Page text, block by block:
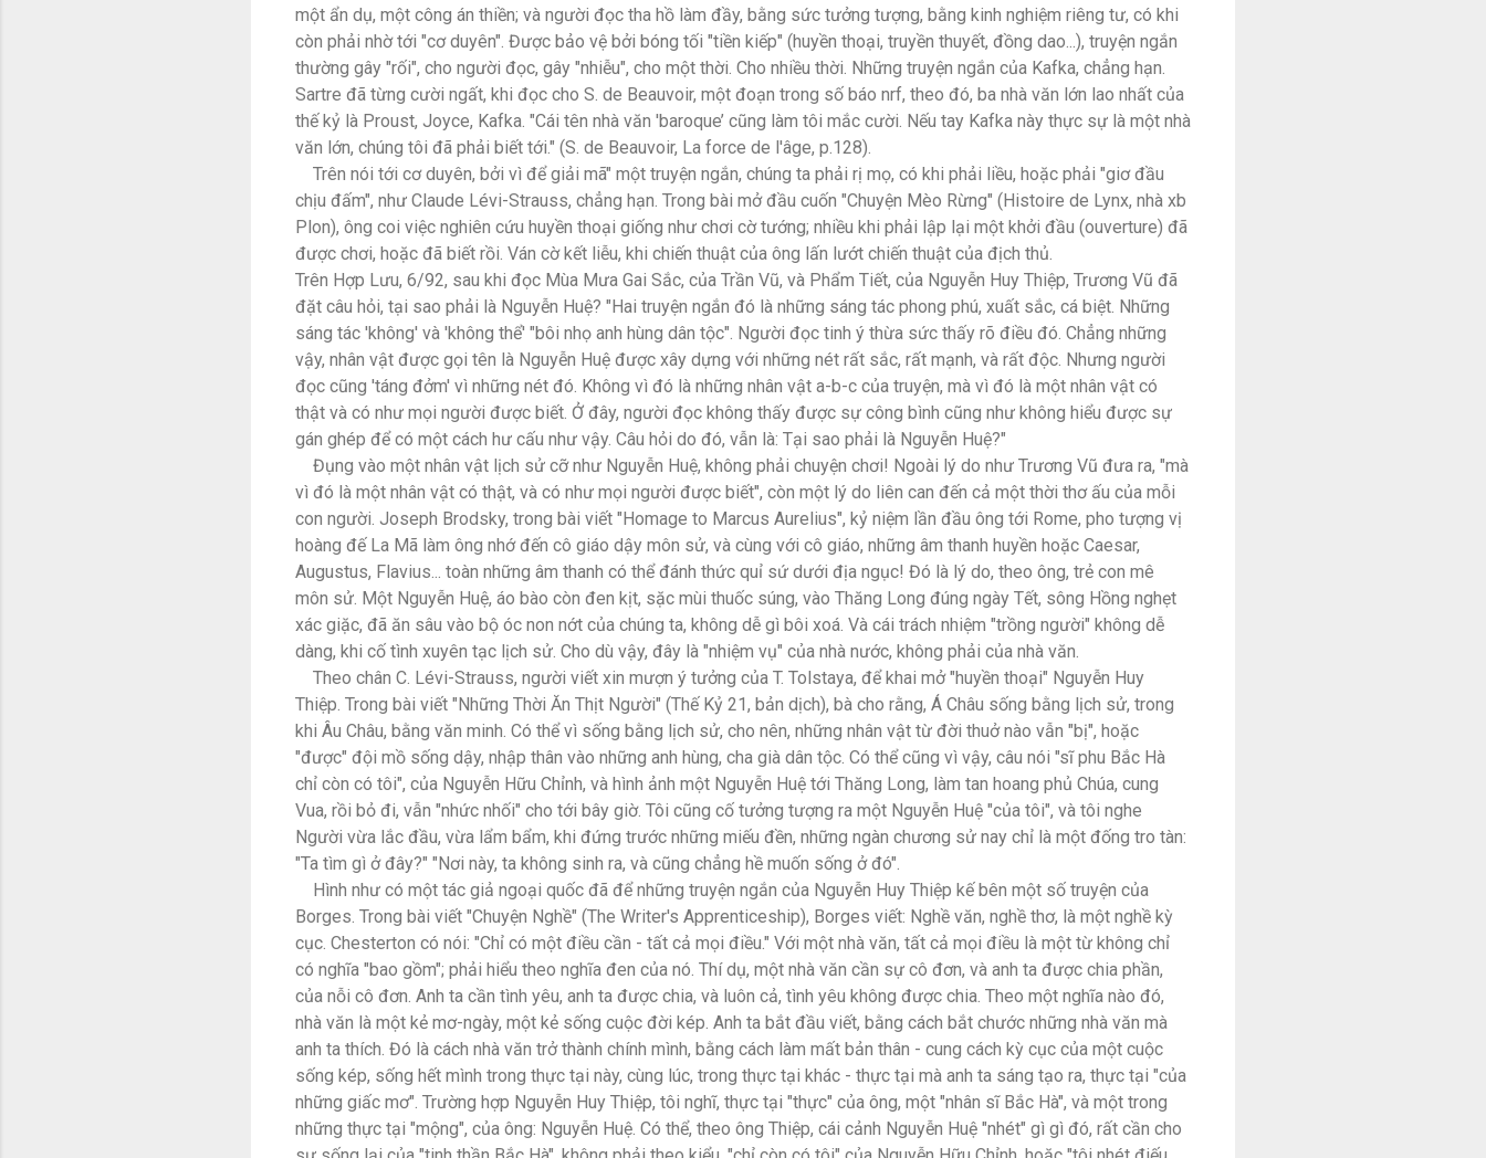
một ẩn dụ, một công án thiền; và người đọc tha hồ làm đầy, bằng sức tưởng tượng, bằng kinh nghiệm riêng tư, có khi
còn phải nhờ tới "cơ duyên". Được bảo vệ bởi bóng tối "tiền kiếp" (huyền thoại, truyền thuyết, đồng dao...), truyện ngắn
thường gây "rối", cho người đọc, gây "nhiễu", cho một thời. Cho nhiều thời. Những truyện ngắn của Kafka, chẳng hạn.
Sartre đã từng cười ngất, khi đọc cho S. de Beauvoir, một đoạn trong số báo nrf, theo đó, ba nhà văn lớn lao nhất của
thế kỷ là Proust, Joyce, Kafka. "Cái tên nhà văn 'baroque’ cũng làm tôi mắc cười. Nếu tay Kafka này thực sự là một nhà
văn lớn, chúng tôi đã phải biết tới." (S. de Beauvoir, La force de l'âge, p.128).
Trên nói tới cơ duyên, bởi vì để giải mã" một truyện ngắn, chúng ta phải rị mọ, có khi phải liều, hoặc phải "giơ đầu
chịu đấm", như Claude Lévi-Strauss, chẳng hạn. Trong bài mở đầu cuốn "Chuyện Mèo Rừng" (Histoire de Lynx, nhà xb
Plon), ông coi việc nghiên cứu huyền thoại giống như chơi cờ tướng; nhiều khi phải lập lại một khởi đầu (ouverture) đã
được chơi, hoặc đã biết rồi. Ván cờ kết liễu, khi chiến thuật của ông lấn lướt chiến thuật của địch thủ.
Trên Hợp Lưu, 6/92, sau khi đọc Mùa Mưa Gai Sắc, của Trần Vũ, và Phẩm Tiết, của Nguyễn Huy Thiệp, Trương Vũ đã
đặt câu hỏi, tại sao phải là Nguyễn Huệ? "Hai truyện ngắn đó là những sáng tác phong phú, xuất sắc, cá biệt. Những
sáng tác 'không' và 'không thể' "bôi nhọ anh hùng dân tộc". Người đọc tinh ý thừa sức thấy rõ điều đó. Chẳng những
vậy, nhân vật được gọi tên là Nguyễn Huệ được xây dựng với những nét rất sắc, rất mạnh, và rất độc. Nhưng người
đọc cũng 'táng đởm' vì những nét đó. Không vì đó là những nhân vật a-b-c của truyện, mà vì đó là một nhân vật có
thật và có như mọi người được biết. Ở đây, người đọc không thấy được sự công bình cũng như không hiểu được sự
gán ghép để có một cách hư cấu như vậy. Câu hỏi do đó, vẫn là: Tại sao phải là Nguyễn Huệ?"
Đụng vào một nhân vật lịch sử cỡ như Nguyễn Huệ, không phải chuyện chơi! Ngoài lý do như Trương Vũ đưa ra, "mà
vì đó là một nhân vật có thật, và có như mọi người được biết", còn một lý do liên can đến cả một thời thơ ấu của mỗi
con người. Joseph Brodsky, trong bài viết "Homage to Marcus Aurelius", kỷ niệm lần đầu ông tới Rome, pho tượng vị
hoàng đế La Mã làm ông nhớ đến cô giáo dậy môn sử, và cùng với cô giáo, những âm thanh huyền hoặc Caesar,
Augustus, Flavius... toàn những âm thanh có thể đánh thức quỉ sứ dưới địa ngục! Đó là lý do, theo ông, trẻ con mê
môn sử. Một Nguyễn Huệ, áo bào còn đen kịt, sặc mùi thuốc súng, vào Thăng Long đúng ngày Tết, sông Hồng nghẹt
xác giặc, đã ăn sâu vào bộ óc non nớt của chúng ta, không dễ gì bôi xoá. Và cái trách nhiệm "trồng người" không dễ
dàng, khi cố tình xuyên tạc lịch sử. Cho dù vậy, đây là "nhiệm vụ" của nhà nước, không phải của nhà văn.
Theo chân C. Lévi-Strauss, người viết xin mượn ý tưởng của T. Tolstaya, để khai mở "huyền thoại" Nguyễn Huy
Thiệp. Trong bài viết "Những Thời Ăn Thịt Người" (Thế Kỷ 21, bản dịch), bà cho rằng, Á Châu sống bằng lịch sử, trong
khi Âu Châu, bằng văn minh. Có thể vì sống bằng lịch sử, cho nên, những nhân vật từ đời thuở nào vẫn "bị", hoặc
"được" đội mồ sống dậy, nhập thân vào những anh hùng, cha già dân tộc. Có thể cũng vì vậy, câu nói "sĩ phu Bắc Hà
chỉ còn có tôi", của Nguyễn Hữu Chỉnh, và hình ảnh một Nguyễn Huệ tới Thăng Long, làm tan hoang phủ Chúa, cung
Vua, rồi bỏ đi, vẫn "nhức nhối" cho tới bây giờ. Tôi cũng cố tưởng tượng ra một Nguyễn Huệ "của tôi", và tôi nghe
Người vừa lắc đầu, vừa lẩm bẩm, khi đứng trước những miếu đền, những ngàn chương sử nay chỉ là một đống tro tàn:
"Ta tìm gì ở đây?" "Nơi này, ta không sinh ra, và cũng chẳng hề muốn sống ở đó".
Hình như có một tác giả ngoại quốc đã để những truyện ngắn của Nguyễn Huy Thiệp kế bên một số truyện của
Borges. Trong bài viết "Chuyện Nghề" (The Writer's Apprenticeship), Borges viết: Nghề văn, nghề thơ, là một nghề kỳ
cục. Chesterton có nói: "Chỉ có một điều cần - tất cả mọi điều." Với một nhà văn, tất cả mọi điều là một từ không chỉ
có nghĩa "bao gồm"; phải hiểu theo nghĩa đen của nó. Thí dụ, một nhà văn cần sự cô đơn, và anh ta được chia phần,
của nỗi cô đơn. Anh ta cần tình yêu, anh ta được chia, và luôn cả, tình yêu không được chia. Theo một nghĩa nào đó,
nhà văn là một kẻ mơ-ngày, một kẻ sống cuộc đời kép. Anh ta bắt đầu viết, bằng cách bắt chước những nhà văn mà
anh ta thích. Đó là cách nhà văn trở thành chính mình, bằng cách làm mất bản thân - cung cách kỳ cục của một cuộc
sống kép, sống hết mình trong thực tại này, cùng lúc, trong thực tại khác - thực tại mà anh ta sáng tạo ra, thực tại "của
những giấc mơ". Trường hợp Nguyễn Huy Thiệp, tôi nghĩ, thực tại "thực" của ông, một "nhân sĩ Bắc Hà", và một trong
những thực tại "mộng", của ông: Nguyễn Huệ. Có thể, theo ông Thiệp, cái cảnh Nguyễn Huệ "nhét" gì gì đó, rất cần cho